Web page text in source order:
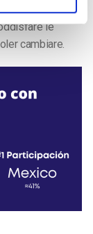
il fatto che
le
cambiare.